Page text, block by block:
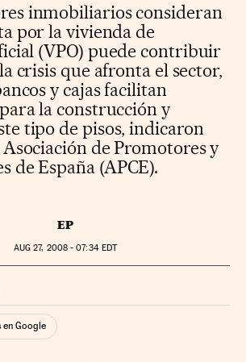
inmobiliarios consideran
por la vivienda de
(VPO) puede contribuir
crisis que afronta el sector,
y cajas facilitan
la construcción y
tipo de pisos, indicaron
de Promotores y
de España (APCE).
EP
AUG 27, 2008 - 07:34EDT
Facebook
en TwitterRedes Sociales
en Google